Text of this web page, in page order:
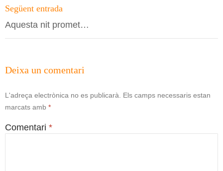
entrades
Següent entrada
Aquesta nit promet…
Deixa un comentari
L'adreça electrònica no es publicarà. Els camps necessaris estan
marcats amb *
Comentari *